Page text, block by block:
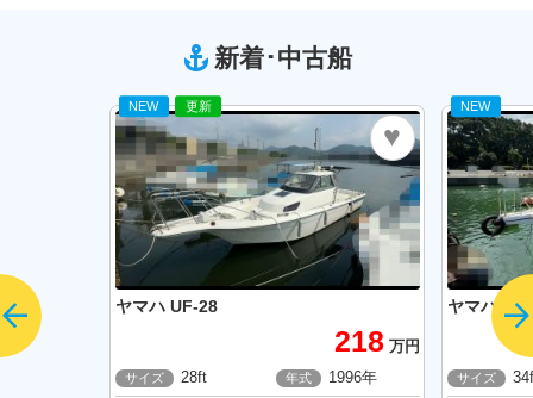
新着･中古船
ヤマハ UF-28
218 万円
サイズ 28ft 年式 1996年
NEW 更新
ヤマハ
サイズ
NEW